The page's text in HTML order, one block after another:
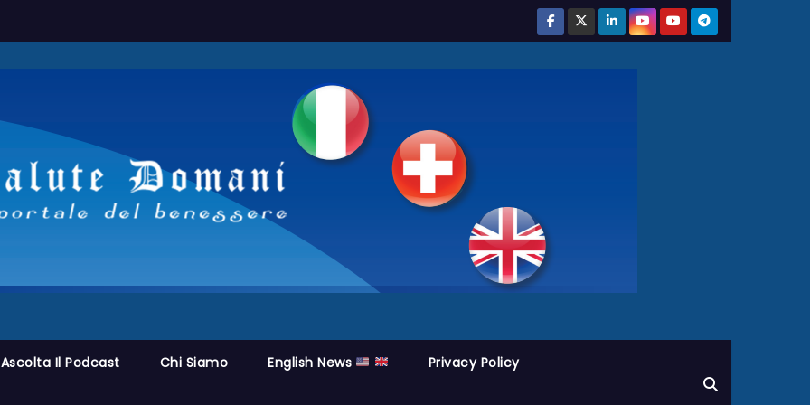
Ascolta Il Podcast Chi Siamo English News Privacy Policy